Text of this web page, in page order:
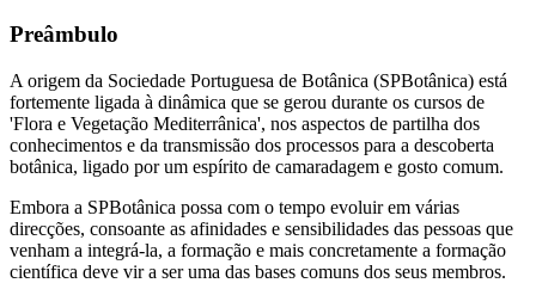
Preâmbulo
A origem da Sociedade Portuguesa de Botânica (SPBotânica) está
fortemente ligada à dinâmica que se gerou durante os cursos de
'Flora e Vegetação Mediterrânica', nos aspectos de partilha dos
conhecimentos e da transmissão dos processos para a descoberta
botânica, ligado por um espírito de camaradagem e gosto comum.
Embora a SPBotânica possa com o tempo evoluir em várias
direcções, consoante as afinidades e sensibilidades das pessoas que
venham a integrá-la, a formação e mais concretamente a formação
científica deve vir a ser uma das bases comuns dos seus membros.